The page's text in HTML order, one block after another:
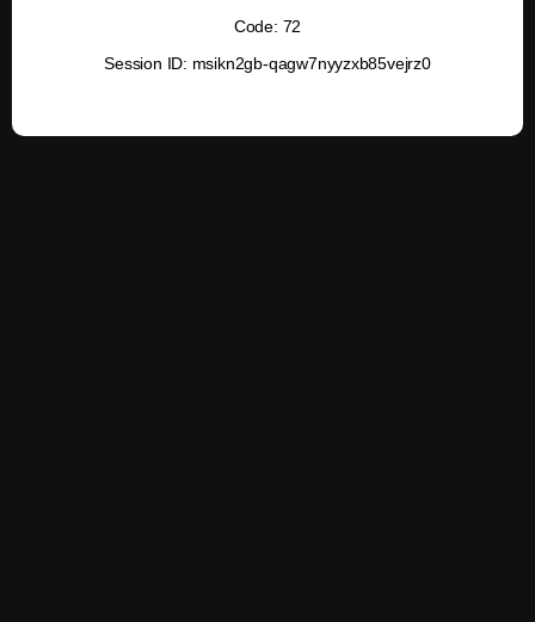
Code: 72
Session ID: msikn2gb-qagw7nyyzxb85vejrz0